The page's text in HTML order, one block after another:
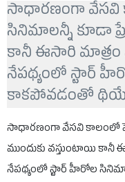
సాధారణంగా వేసవి
సినిమాలన్నీ కూడా
కానీ ఈసారి మాత్రం
నేపథ్యంలో స్టార్
కాకపోవడంతో
సాధారణంగా వేసవి కాలంలో
ముందుకు వస్తుంటాయి కానీ
నేపథ్యంలో స్టార్ హీరోల